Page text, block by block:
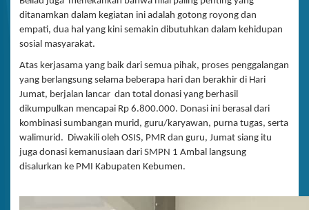
ditanamkan dalam kegiatan ini adalah gotong royong dan
empati, dua hal yang kini semakin dibutuhkan dalam kehidupan
sosial masyarakat.
Atas kerjasama yang baik dari semua pihak, proses penggalangan
yang berlangsung selama beberapa hari dan berakhir di Hari
Jumat, berjalan lancar dan total donasi yang berhasil
dikumpulkan mencapai Rp 6.800.000. Donasi ini berasal dari
kombinasi sumbangan murid, guru/karyawan, purna tugas, serta
walimurid. Diwakili oleh OSIS, PMR dan guru, Jumat siang itu
juga donasi kemanusiaan dari SMPN 1 Ambal langsung
disalurkan ke PMI Kabupaten Kebumen.